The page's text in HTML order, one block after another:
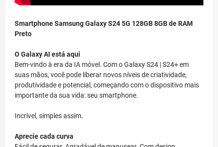
Smartphone Samsung Galaxy S24 5G 128GB 8GB de RAM
Preto
O Galaxy AI está aqui
Bem-vindo à era da IA móvel. Com o Galaxy S24 | S24+ em
suas mãos, você pode liberar novos níveis de criatividade,
produtividade e potencial, começando com o dispositivo mais
importante da sua vida: seu smartphone.
Incrível, simples assim.
Aprecie cada curva